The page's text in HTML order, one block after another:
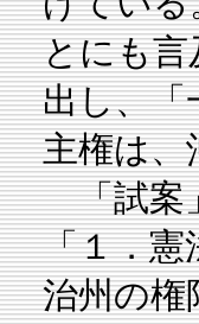
とにも言
出し、「
主権は、
「試案
「１．憲
治州の権